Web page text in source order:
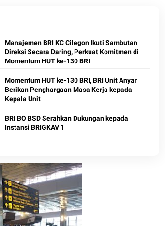
Manajemen BRI KC Cilegon Ikuti Sambutan
Direksi Secara Daring, Perkuat Komitmen di
Momentum HUT ke-130 BRI
Momentum HUT ke-130 BRI, BRI Unit Anyar
Berikan Penghargaan Masa Kerja kepada
Kepala Unit
BRI BO BSD Serahkan Dukungan kepada
Instansi BRIGKAV 1